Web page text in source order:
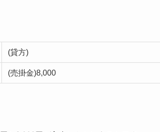
(貸方)
(売掛金)8,000